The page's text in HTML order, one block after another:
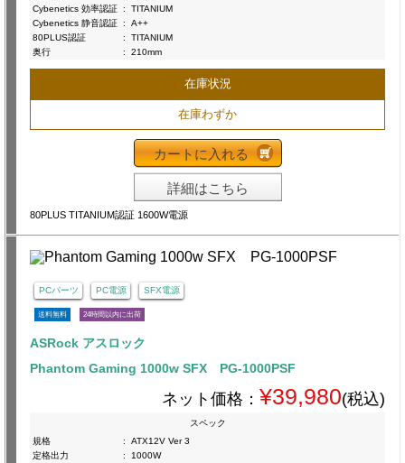
Cybenetics 効率認証 :
TITANIUM
Cybenetics 静音認証 :
A++
80PLUS認証
:
TITANIUM
奥行
: 210mm
在庫状況
在庫わずか
カートに入れる
詳細はこちら
80PLUS TITANIUM認証 1600W電源
PCパーツ PC電源 SFX電源
送料無料 24時間以内に出荷
ASRock アスロック
Phantom Gaming 1000w SFX PG-1000PSF
ネット価格： ¥39,980(税込)
スペック
規格
:
ATX12V Ver 3
定格出力
:
1000W